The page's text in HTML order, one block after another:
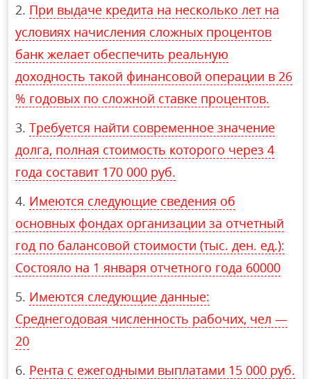
При выдаче кредита на несколько лет на
условиях начисления сложных процентов
банк желает обеспечить реальную
доходность такой финансовой операции в 26
% годовых по сложной ставке процентов.
Требуется найти современное значение
долга, полная стоимость которого через 4
года составит 170 000 руб.
Имеются следующие сведения об
основных фондах организации за отчетный
год по балансовой стоимости (тыс. ден. ед.):
Состояло на 1 января отчетного года 60000
Имеются следующие данные:
Среднегодовая численность рабочих, чел —
20
Рента с ежегодными выплатами 15 000 руб.